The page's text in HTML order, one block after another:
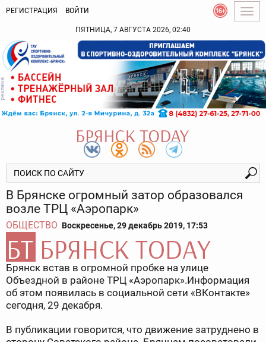
РЕГИСТРАЦИЯ ВОЙТИ
ПЯТНИЦА, 7 АВГУСТА 2026, 02:40
В Брянске огромный затор образовался
возле ТРЦ «Аэропарк»
ОБЩЕСТВО Воскресенье, 29 декабрь 2019, 17:53
Брянск встав в огромной пробке на улице
Объездной в районе ТРЦ «Аэропарк».Информация
об этом появилась в социальной сети «ВКонтакте»
сегодня, 29 декабря.
В публикации говорится, что движение затруднено в